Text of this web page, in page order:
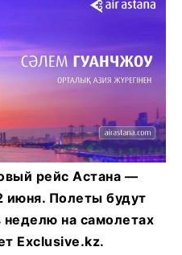
рейс Астана —
июня. Полеты будут
неделю на самолетах
Exclusive.kz.